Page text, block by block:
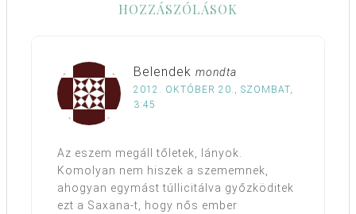
HOZZÁSZÓLÁSOK
Belendek mondta
2012. OKTÓBER 20., SZOMBAT,
3:45
Az eszem megáll tőletek, lányok.
Komolyan nem hiszek a szememnek,
ahogyan egymást túllicitálva győzköditek
ezt a Saxana-t, hogy nős ember